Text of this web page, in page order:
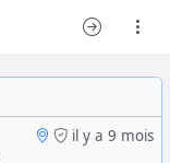
il y a 9 mois